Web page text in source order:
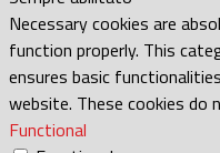
Necessary cookies are
function properly. This
ensures basic
website. These cookies do
Functional